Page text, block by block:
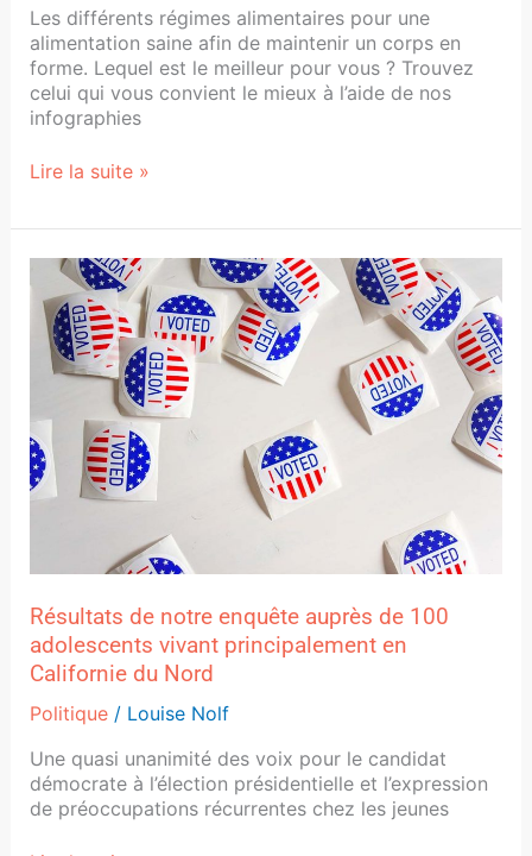
Les différents régimes alimentaires pour une
alimentation saine afin de maintenir un corps en
forme. Lequel est le meilleur pour vous ? Trouvez
celui qui vous convient le mieux à l’aide de nos
infographies
Lire la suite »
Résultats de notre enquête auprès de 100
adolescents vivant principalement en
Californie du Nord
Politique/ Louise Nolf
Une quasi unanimité des voix pour le candidat
démocrate à l’élection présidentielle et l’expression
de préoccupations récurrentes chez les jeunes
Résultats
de
notre
enquête
auprès
100
adolescents
vivant
principalement
du